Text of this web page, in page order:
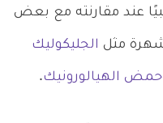
عند مقارنته مع بعض
شهرة مثل الجليكوليك
حمض الهيالورونيك.